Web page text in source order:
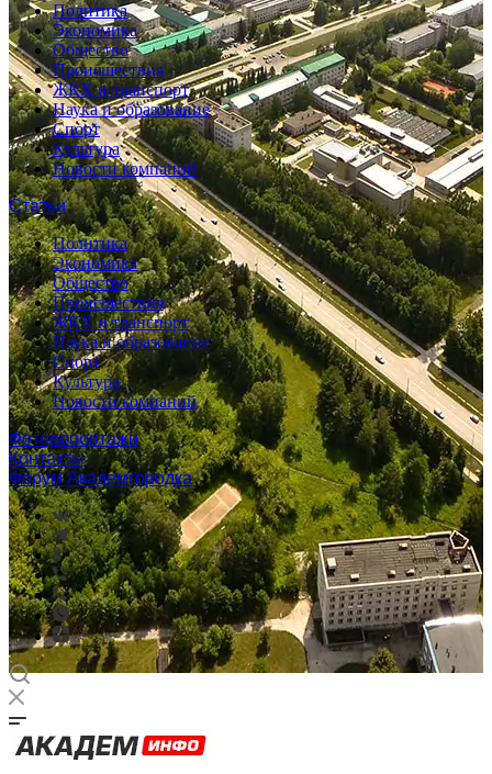
Политика
Экономика
Общество
Происшествия
ЖКХ и транспорт
Наука и образование
Спорт
Культура
Новости компаний
Статьи
Политика
Экономика
Общество
Происшествия
ЖКХ и транспорт
Наука и образование
Спорт
Культура
Новости компаний
Фоторепортажи
Контакты
Форум Академгородка